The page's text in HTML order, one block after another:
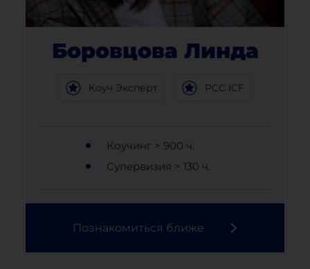
Боровцова Линда
Коуч Эксперт PCC ICF
Коучинг > 900 ч.
Супервизия > 130 ч.
Познакомиться ближе